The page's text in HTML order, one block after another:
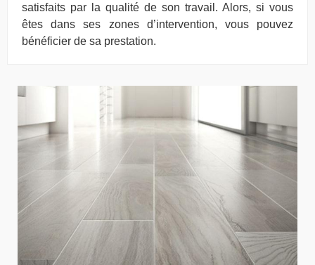
satisfaits par la qualité de son travail. Alors, si vous
êtes dans ses zones d’intervention, vous pouvez
bénéficier de sa prestation.